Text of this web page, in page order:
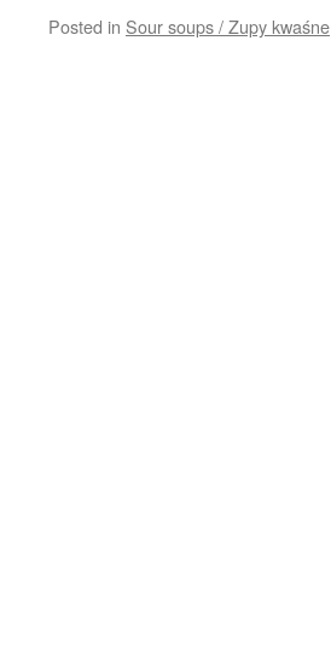
Posted in Sour soups / Zupy kwaśne